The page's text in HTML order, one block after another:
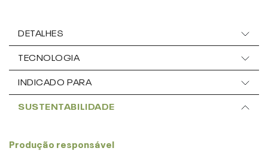
DETALHES
TECNOLOGIA
INDICADO PARA
SUSTENTABILIDADE
Produção responsável